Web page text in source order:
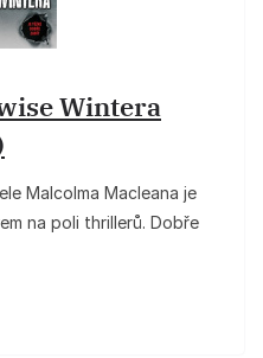
Wintera
Malcolma Macleana je
na poli thrillerů. Dobře